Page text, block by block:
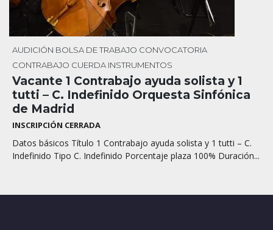
AUDICIÓN BOLSA DE TRABAJO CONVOCATORIA
CONTRABAJO CUERDA INSTRUMENTOS
Vacante 1 Contrabajo ayuda solista y 1
tutti – C. Indefinido Orquesta Sinfónica
de Madrid
INSCRIPCIÓN CERRADA
Datos básicos Título 1 Contrabajo ayuda solista y 1 tutti – C.
Indefinido Tipo C. Indefinido Porcentaje plaza 100% Duración...